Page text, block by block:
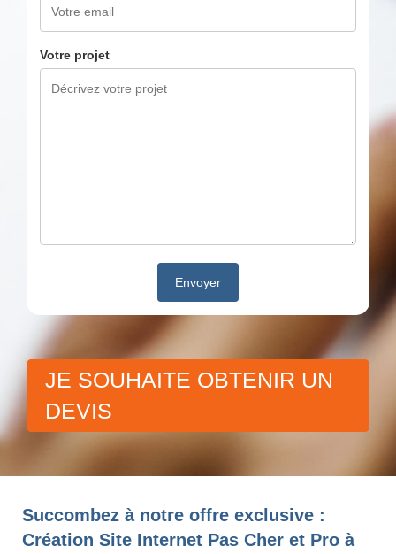
Votre projet
JE SOUHAITE OBTENIR UN
DEVIS
Succombez à notre offre exclusive :
Création Site Internet Pas Cher et Pro à